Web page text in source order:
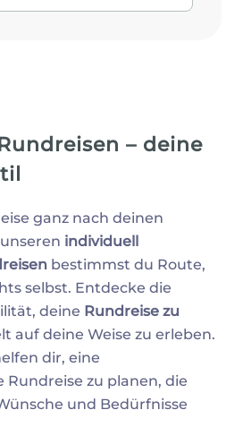
– deine
ganz nach deinen
individuell
bestimmst du Route,
selbst. Entdecke die
deine Rundreise zu
auf deine Weise zu erleben.
dir, eine
zu planen, die
und Bedürfnisse